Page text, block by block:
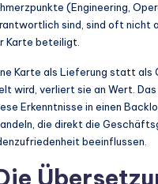
(Engineering,
sind, sind oft nicht
Karte beteiligt.
Karte als Lieferung statt als
wird, verliert sie an Wert.
Erkenntnisse in einen
die direkt die
beeinflussen.